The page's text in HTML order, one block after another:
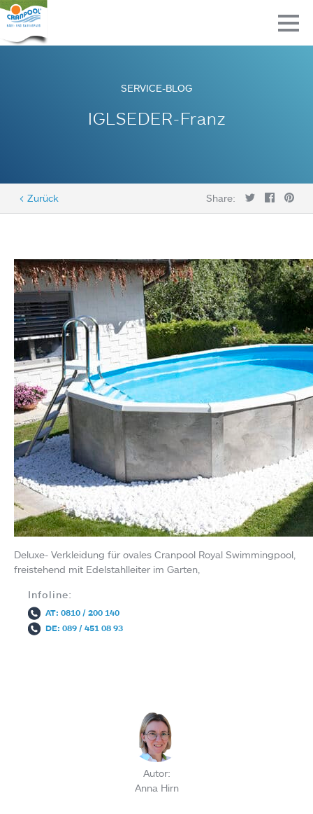
SERVICE-BLOG
IGLSEDER-Franz
< Zurück Share:
Deluxe- Verkleidung für ovales Cranpool Royal Swimmingpool,
freistehend mit Edelstahlleiter im Garten,
Infoline:
AT: 0810 / 200 140
DE: 089 / 451 08 93
Autor:
Anna Hirn